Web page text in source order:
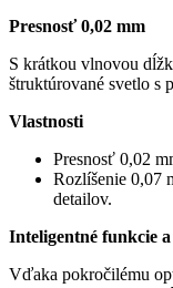
Presnosť 0,02 mm
S krátkou vlnovou
štruktúrované svetlo s
Vlastnosti
Presnosť 0,02
Rozlíšenie 0,07
detailov.
Inteligentné funkcie
Vďaka pokročilému